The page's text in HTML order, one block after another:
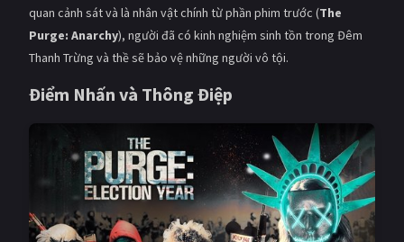
quan cảnh sát và là nhân vật chính từ phần phim trước (The
Purge: Anarchy), người đã có kinh nghiệm sinh tồn trong Đêm
Thanh Trừng và thề sẽ bảo vệ những người vô tội.
Điểm Nhấn và Thông Điệp